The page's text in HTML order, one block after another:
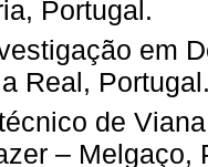
Portugal.
em
Real,
de
– Melgaço,